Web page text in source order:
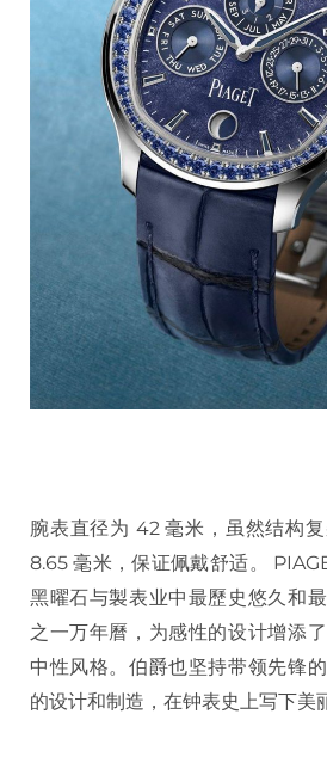
腕表直径为 42 毫米，虽然结构
8.65 毫米，保证佩戴舒适。
黑曜石与製表业中最歷史悠久和
之一万年曆，为感性的设计增添
中性风格。伯爵也坚持带领先锋
的设计和制造，在钟表史上写下美